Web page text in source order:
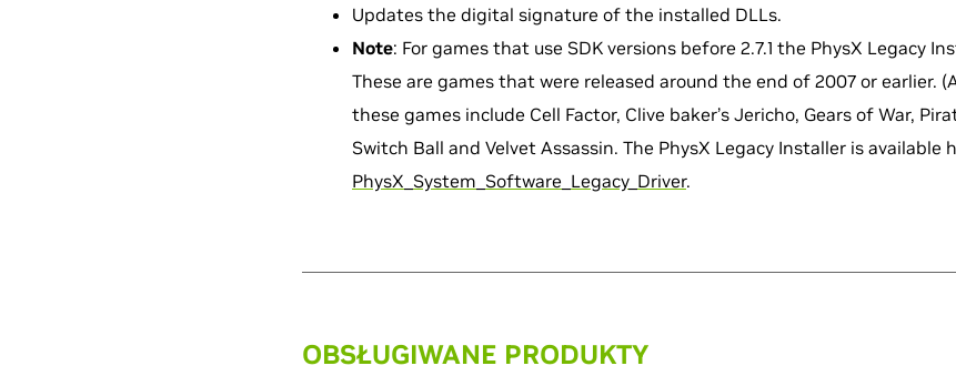
Updates the digital signature of the installed DLLs.
Note: For games that use SDK versions before 2.7.1 the PhysX Legacy
These are games that were released around the end of 2007 or earlier.
these games include Cell Factor, Clive baker’s Jericho, Gears of War,
Switch Ball and Velvet Assassin. The PhysX Legacy Installer is available
PhysX_System_Software_Legacy_Driver.
OBSŁUGIWANE PRODUKTY